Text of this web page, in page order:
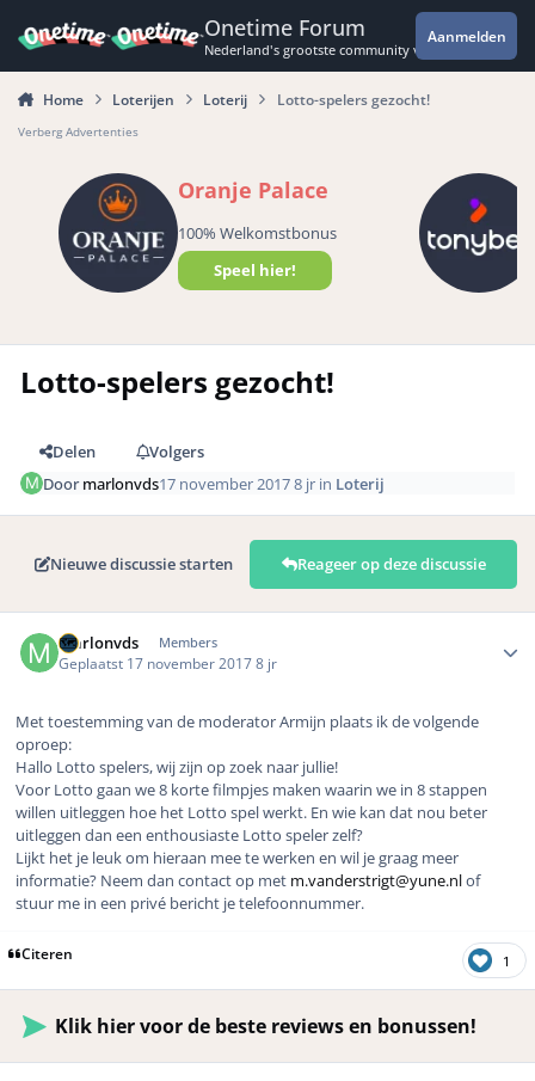
Onetime Forum
Nederland's grootste community voor de
Aanmelden
Home Loterijen Loterij Lotto-spelers gezocht!
Verberg Advertenties
Oranje Palace
100% Welkomstbonus
Speel hier!
Lotto-spelers gezocht!
Delen
Volgers
Doormarlonvds17 november 20178 jr in Loterij
Nieuwe discussie starten Reageer op deze discussie
marlonvds Members
Geplaatst 17 november 20178 jr
Met toestemming van de moderator Armijn plaats ik de volgende
oproep:
Hallo Lotto spelers, wij zijn op zoek naar jullie!
Voor Lotto gaan we 8 korte filmpjes maken waarin we in 8 stappen
willen uitleggen hoe het Lotto spel werkt. En wie kan dat nou beter
uitleggen dan een enthousiaste Lotto speler zelf?
Lijkt het je leuk om hieraan mee te werken en wil je graag meer
informatie? Neem dan contact op met m.vanderstrigt@yune.nlof
stuur me in een privé bericht je telefoonnummer.
Citeren 1
Klik hier voor de beste reviews en bonussen!